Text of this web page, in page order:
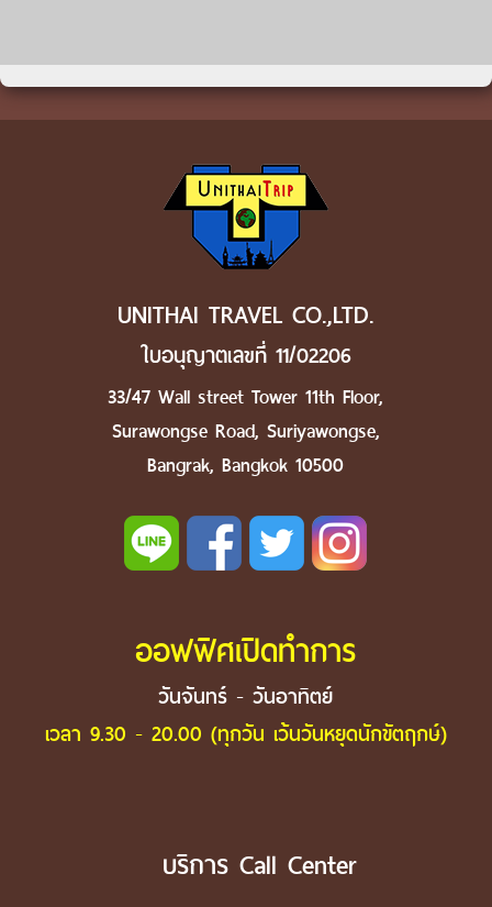
UNITHAI TRAVEL CO.,LTD.
ใบอนุญาตเลขที่ 11/02206
33/47 Wall street Tower 11th Floor,
Surawongse Road, Suriyawongse,
Bangrak, Bangkok 10500
ออฟฟิศเปิดทำการ
วันจันทร์ - วันอาทิตย์
เวลา 9.30 - 20.00 (ทุกวัน เว้นวันหยุดนักขัตฤกษ์)
บริการ Call Center